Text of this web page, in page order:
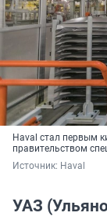
Haval стал первым
правительством
Источник: Haval
УАЗ